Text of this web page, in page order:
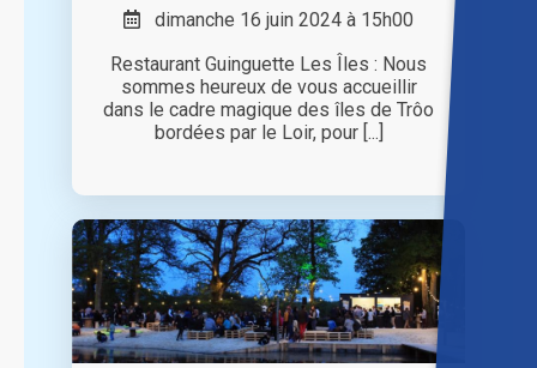
dimanche 16 juin 2024 à 15h00
Restaurant Guinguette Les Îles : Nous
sommes heureux de vous accueillir
dans le cadre magique des îles de Trôo
bordées par le Loir, pour [...]